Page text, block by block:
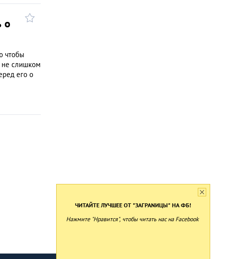
о
чтобы
не слишком
его о
ЧИТАЙТЕ ЛУЧШЕЕ ОТ "ЗАГРАNИЦЫ" НА ФБ!
Нажмите "Нравится", чтобы читать нас на Facebook